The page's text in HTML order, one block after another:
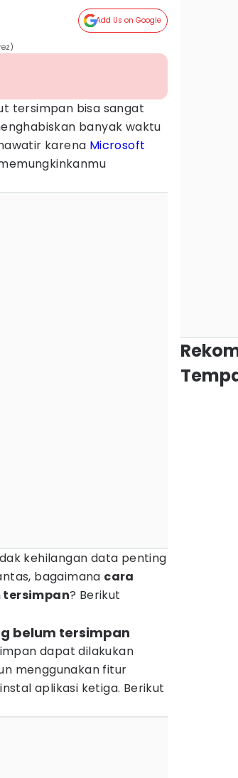
Add Us on Google
tersimpan bisa sangat
banyak waktu
karena Microsoft
kehilangan data penting
bagaimana cara
tersimpan? Berikut
belum tersimpan
dapat dilakukan
menggunakan fitur
aplikasi ketiga. Berikut